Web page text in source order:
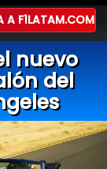
A F1LATAM.COM
nuevo
del